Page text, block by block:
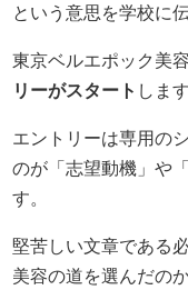
という意思を学校に
東京ベルエポック美
リーがスタート します
エントリーは専用の
のが「志望動機」や
す。
堅苦しい文章である
美容の道を選んだの